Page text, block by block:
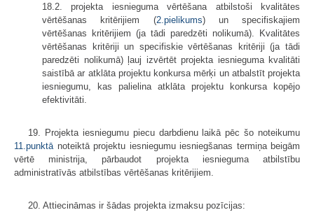
18.2. projekta iesnieguma vērtēšana atbilstoši kvalitātes
vērtēšanas kritērijiem (2.pielikums) un specifiskajiem
vērtēšanas kritērijiem (ja tādi paredzēti nolikumā). Kvalitātes
vērtēšanas kritēriji un specifiskie vērtēšanas kritēriji (ja tādi
paredzēti nolikumā) ļauj izvērtēt projekta iesnieguma kvalitāti
saistībā ar atklāta projektu konkursa mērķi un atbalstīt projekta
iesniegumu, kas palielina atklāta projektu konkursa kopējo
efektivitāti.
19. Projekta iesniegumu piecu darbdienu laikā pēc šo noteikumu
11.punktā noteiktā projektu iesniegumu iesniegšanas termiņa beigām
vērtē ministrija, pārbaudot projekta iesnieguma atbilstību
administratīvās atbilstības vērtēšanas kritērijiem.
20. Attiecināmas ir šādas projekta izmaksu pozīcijas: